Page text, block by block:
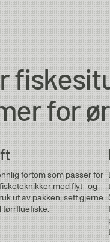
for
ft
fortom som passer for
med flyt- og
ut av pakken, sett gjerne
tørrfluefiske.